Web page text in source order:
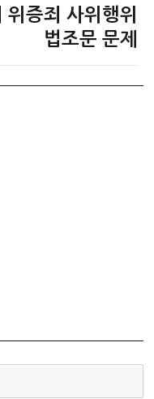
증죄 사위행위
법조문 문제